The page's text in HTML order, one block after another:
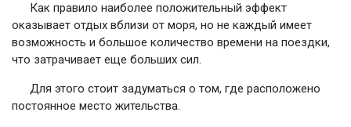
Как правило наиболее положительный эффект
оказывает отдых вблизи от моря, но не каждый имеет
возможность и большое количество времени на поездки,
что затрачивает еще больших сил.
Для этого стоит задуматься о том, где расположено
постоянное место жительства.